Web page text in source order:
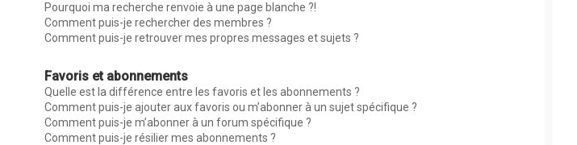
Pourquoi ma recherche renvoie à une page blanche ?!
Comment puis-je rechercher des membres ?
Comment puis-je retrouver mes propres messages et sujets ?
Favoris et abonnements
Quelle est la différence entre les favoris et les abonnements ?
Comment puis-je ajouter aux favoris ou m’abonner à un sujet spécifique ?
Comment puis-je m’abonner à un forum spécifique ?
Comment puis-je résilier mes abonnements ?